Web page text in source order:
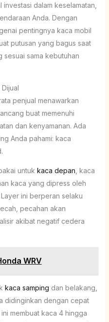
dalam keselamatan,
Anda. Dengan
pentingnya kaca mobil
putusan yang bagus saat
sama kebutuhan
penjual menawarkan
buat memenuhi
dan kenyamanan. Ada
Anda pahami: kaca
untuk kaca depan , kaca
kaca yang dipress oleh
ini berperan selaku
pecahan akan
akibat negatif cedera
WRV
kaca samping dan belakang,
didinginkan dengan cepat
membuat kaca 4 hingga